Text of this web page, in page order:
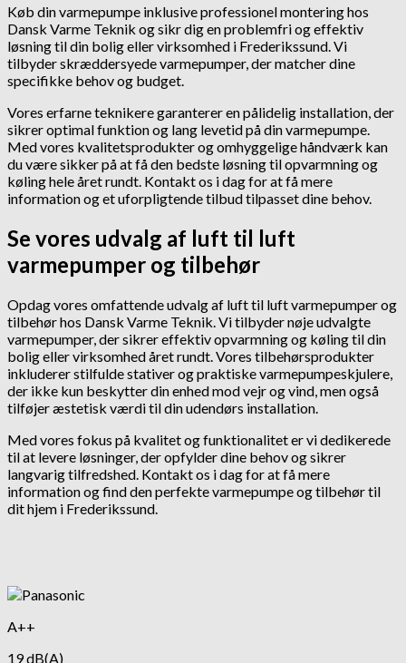
Køb din varmepumpe inklusive professionel montering hos
Dansk Varme Teknik og sikr dig en problemfri og effektiv
løsning til din bolig eller virksomhed i Frederikssund. Vi
tilbyder skræddersyede varmepumper, der matcher dine
specifikke behov og budget.
Vores erfarne teknikere garanterer en pålidelig installation, der
sikrer optimal funktion og lang levetid på din varmepumpe.
Med vores kvalitetsprodukter og omhyggelige håndværk kan
du være sikker på at få den bedste løsning til opvarmning og
køling hele året rundt. Kontakt os i dag for at få mere
information og et uforpligtende tilbud tilpasset dine behov.
Se vores udvalg af luft til luft
varmepumper og tilbehør
Opdag vores omfattende udvalg af luft til luft varmepumper og
tilbehør hos Dansk Varme Teknik. Vi tilbyder nøje udvalgte
varmepumper, der sikrer effektiv opvarmning og køling til din
bolig eller virksomhed året rundt. Vores tilbehørsprodukter
inkluderer stilfulde stativer og praktiske varmepumpeskjulere,
der ikke kun beskytter din enhed mod vejr og vind, men også
tilføjer æstetisk værdi til din udendørs installation.
Med vores fokus på kvalitet og funktionalitet er vi dedikerede
til at levere løsninger, der opfylder dine behov og sikrer
langvarig tilfredshed. Kontakt os i dag for at få mere
information og find den perfekte varmepumpe og tilbehør til
dit hjem i Frederikssund.
A++
19 dB(A)